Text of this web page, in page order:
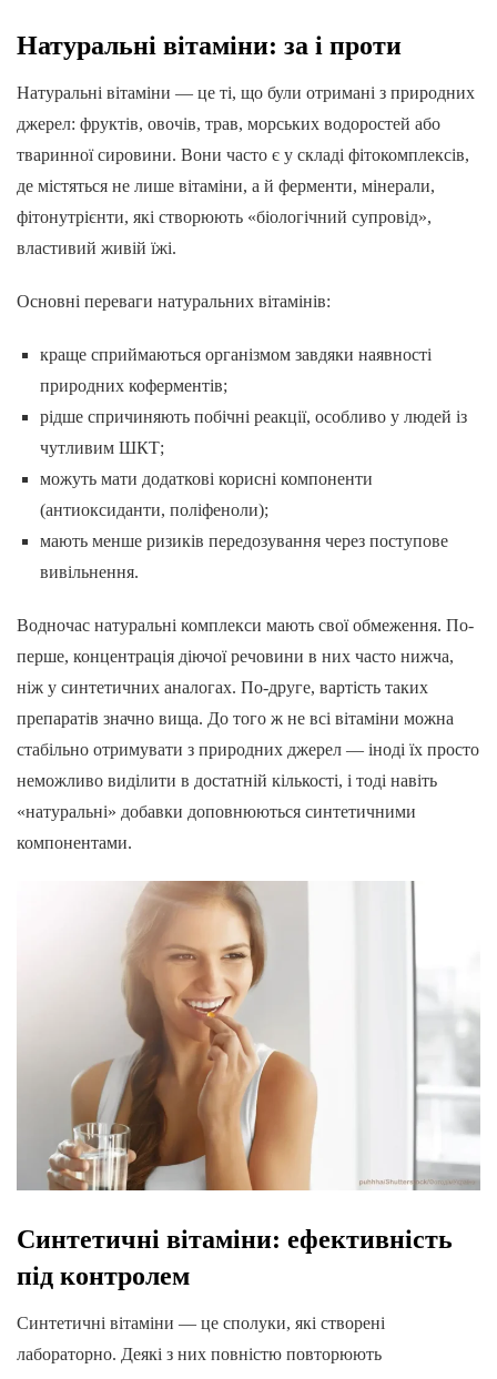
Натуральні вітаміни: за і проти
Натуральні вітаміни — це ті, що були отримані з природних
джерел: фруктів, овочів, трав, морських водоростей або
тваринної сировини. Вони часто є у складі фітокомплексів,
де містяться не лише вітаміни, а й ферменти, мінерали,
фітонутрієнти, які створюють «біологічний супровід»,
властивий живій їжі.
Основні переваги натуральних вітамінів:
краще сприймаються організмом завдяки наявності
природних коферментів;
рідше спричиняють побічні реакції, особливо у людей із
чутливим ШКТ;
можуть мати додаткові корисні компоненти
(антиоксиданти, поліфеноли);
мають менше ризиків передозування через поступове
вивільнення.
Водночас натуральні комплекси мають свої обмеження. По-
перше, концентрація діючої речовини в них часто нижча,
ніж у синтетичних аналогах. По-друге, вартість таких
препаратів значно вища. До того ж не всі вітаміни можна
стабільно отримувати з природних джерел — іноді їх просто
неможливо виділити в достатній кількості, і тоді навіть
«натуральні» добавки доповнюються синтетичними
компонентами.
Синтетичні вітаміни: ефективність
під контролем
Синтетичні вітаміни — це сполуки, які створені
лабораторно. Деякі з них повністю повторюють